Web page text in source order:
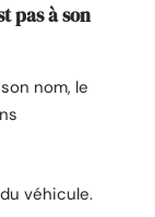
pas à son
nom, le
véhicule.